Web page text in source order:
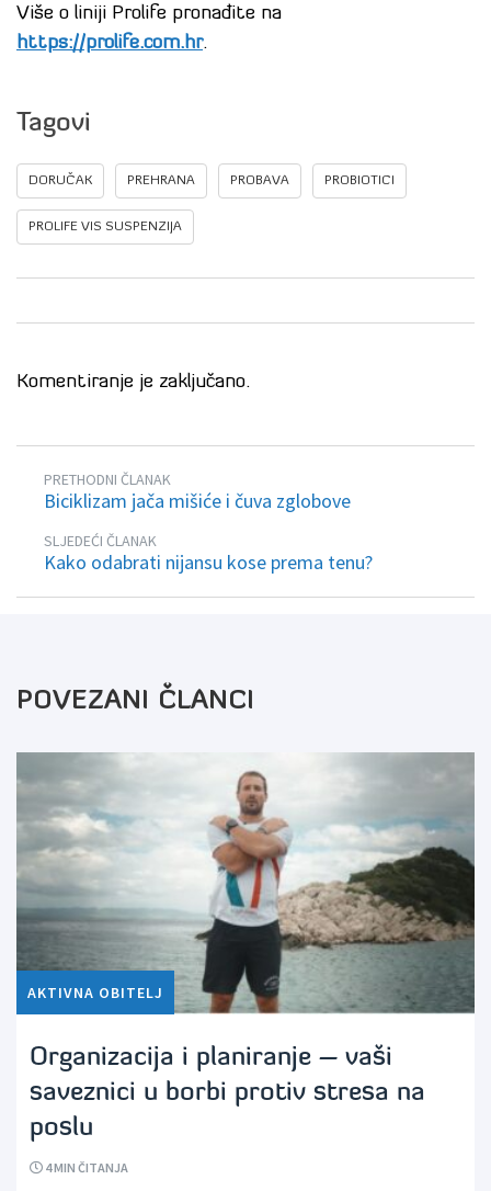
Više o liniji Prolife pronađite na
https://prolife.com.hr.
Tagovi
DORUČAK PREHRANA PROBAVA PROBIOTICI
PROLIFE VIS SUSPENZIJA
Komentiranje je zaključano.
PRETHODNI ČLANAK
Biciklizam jača mišiće i čuva zglobove
SLJEDEĆI ČLANAK
Kako odabrati nijansu kose prema tenu?
POVEZANI ČLANCI
AKTIVNA OBITELJ
Organizacija i planiranje – vaši
saveznici u borbi protiv stresa na
poslu
4MIN ČITANJA